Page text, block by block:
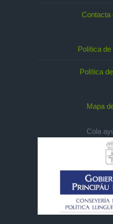
Contacta
Política
Política
Mapa
Cola